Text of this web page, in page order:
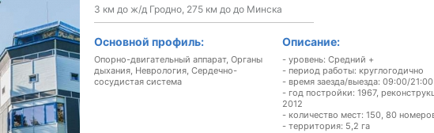
3 км до ж/д Гродно, 275 км до до Минска
Основной профиль:
Опорно-двигательный аппарат, Органы
дыхания, Неврология, Сердечно-
сосудистая система
Описание:
- уровень: Средний +
- период работы: круглогодично
- время заезда/выезда: 09:00/21:00
- год постройки: 1967,
2012
- количество мест: 150, 80
- территория: 5,2 га